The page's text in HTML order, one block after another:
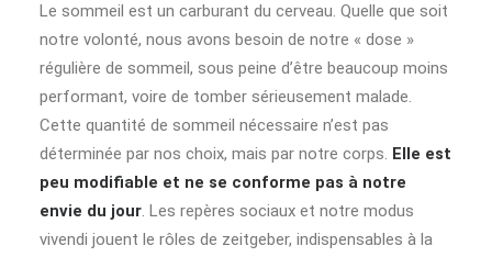
Le sommeil est un carburant du cerveau. Quelle que soit
notre volonté, nous avons besoin de notre « dose »
régulière de sommeil, sous peine d’être beaucoup moins
performant, voire de tomber sérieusement malade.
Cette quantité de sommeil nécessaire n’est pas
déterminée par nos choix, mais par notre corps. Elle est
peu modifiable et ne se conforme pas à notre
envie du jour. Les repères sociaux et notre modus
vivendi jouent le rôles de zeitgeber, indispensables à la